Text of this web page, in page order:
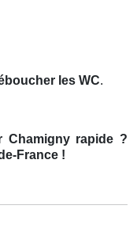
les WC.
Chamigny rapide ?
France !